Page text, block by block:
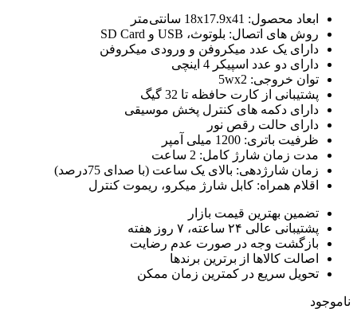
ابعاد محصول: 18x17.9x41 سانتی‌متر
روش های اتصال: بلوتوث، USB و SD Card
دارای یک عدد میکروفن و ورودی میکروفن
دارای دو عدد اسپیکر 4 اینچی
توان خروجی: 5wx2
پشتیبانی از کارت حافظه تا 32 گیگ
دارای دکمه های کنترل پخش موسیقی
دارای حالت رقص نور
ظرفیت باتری: 1200 میلی آمپر
مدت زمان شارژ کامل: 2 ساعت
زمان شارژدهی: بالای یک ساعت (با صدای 75درصد)
اقلام همراه: کابل شارژ میکرو، ریموت کنترل
تضمین بهترین قیمت بازار
پشتیبانی عالی ۲۴ ساعته، ۷ روز هفته
بازگشت وجه در صورت عدم رضایت
اصالت کالاها از برترین برندها
تحویل سریع در کمترین زمان ممکن
ناموجود